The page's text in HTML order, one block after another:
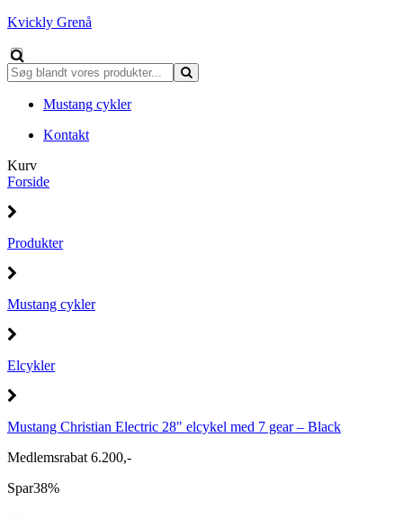
Kvickly Grenå
Mustang cykler
Kontakt
Kurv
Forside
Produkter
Mustang cykler
Elcykler
Mustang Christian Electric 28" elcykel med 7 gear – Black
Medlemsrabat 6.200,-
Spar38%